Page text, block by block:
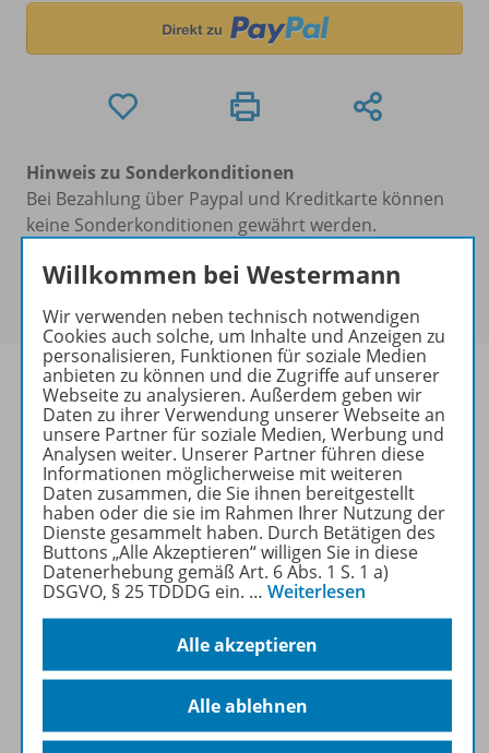
Hinweis zu Sonderkonditionen
Bei Bezahlung über Paypal und Kreditkarte können
keine Sonderkonditionen gewährt werden.
Um den für Sie gültigen Preis zu sehen,melden Sie
Informationen
Beschreibung
Weitere Inhalte der Ausgabe
Willkommen bei Westermann
Wir verwenden neben technisch notwendigen
Cookies auch solche, um Inhalte und Anzeigen zu
personalisieren, Funktionen für soziale Medien
anbieten zu können und die Zugriffe auf unserer
Webseite zu analysieren. Außerdem geben wir
Daten zu ihrer Verwendung unserer Webseite an
unsere Partner für soziale Medien, Werbung und
Analysen weiter. Unserer Partner führen diese
Informationen möglicherweise mit weiteren
Daten zusammen, die Sie ihnen bereitgestellt
haben oder die sie im Rahmen Ihrer Nutzung der
Dienste gesammelt haben. Durch Betätigen des
Buttons „Alle Akzeptieren“ willigen Sie in diese
Datenerhebung gemäß Art. 6 Abs. 1 S. 1 a)
DSGVO, § 25 TDDDG ein. … Weiterlesen
Alle akzeptieren
Alle ablehnen